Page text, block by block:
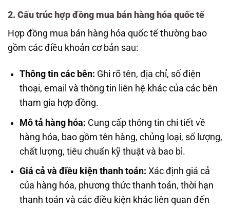
2. Cấu trúc hợp đồng mua bán hàng hóa quốc tế
Hợp đồng mua bán hàng hóa quốc tế thường bao
gồm các điều khoản cơ bản sau:
Thông tin các bên: Ghi rõ tên, địa chỉ, số điện
thoại, email và thông tin liên hệ khác của các bên
tham gia hợp đồng.
Mô tả hàng hóa: Cung cấp thông tin chi tiết về
hàng hóa, bao gồm tên hàng, chủng loại, số lượng,
chất lượng, tiêu chuẩn kỹ thuật và bao bì.
Giá cả và điều kiện thanh toán: Xác định giá cả
của hàng hóa, phương thức thanh toán, thời hạn
thanh toán và các điều kiện khác liên quan đến